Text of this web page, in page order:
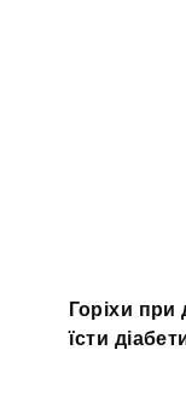
Горіхи при
їсти